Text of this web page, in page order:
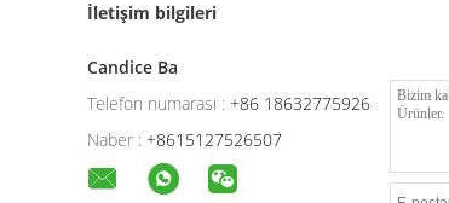
İletişim bilgileri
Candice Ba
Telefon numarası : +86 18632775926
Naber : +8615127526507